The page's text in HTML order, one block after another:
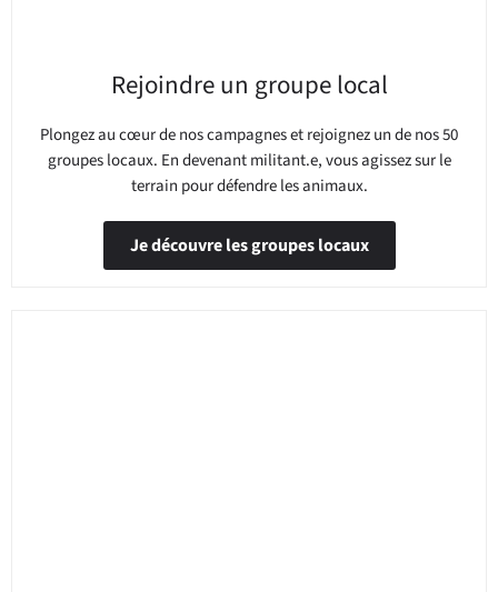
Rejoindre un groupe local
Plongez au cœur de nos campagnes et rejoignez un de nos 50
groupes locaux. En devenant militant.e, vous agissez sur le
terrain pour défendre les animaux.
Je découvre les groupes locaux